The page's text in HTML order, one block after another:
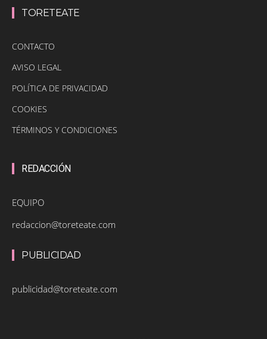
TORETEATE
CONTACTO
AVISO LEGAL
POLÍTICA DE PRIVACIDAD
COOKIES
TÉRMINOS Y CONDICIONES
REDACCIÓN
EQUIPO
redaccion@toreteate.com
PUBLICIDAD
publicidad@toreteate.com